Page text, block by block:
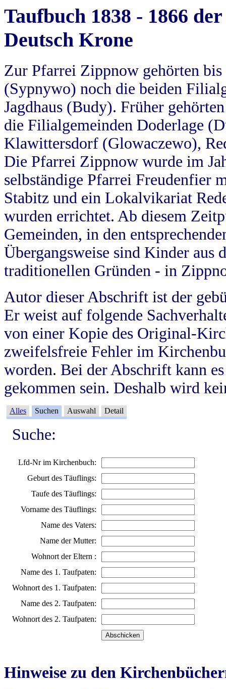
Taufbuch 1838 - 1866
Deutsch Krone
Zur Pfarrei Zippnow gehörten
(Sypnywo) noch die beiden
Jagdhaus (Budy). Früher
die Filialgemeinden Doderlage
Klawittersdorf (Glowaczewo),
Die Pfarrei Zippnow wurde im
selbständige Pfarrei Freudenfier
Stabitz und ein Lokalvikariat
wurden errichtet. Ab diesem
Gemeinden, in den
Übergangsweise sind Kinder aus
traditionellen Gründen - in
Autor dieser Abschrift ist der
Er weist auf folgende
von einer Kopie des Original-
zweifelsfreie Fehler im
worden. Bei der Abschrift kann
gekommen sein. Deshalb wird
Alles Suchen Auswahl Detail
Suche:
Lfd-Nr im Kirchenbuch:
Geburt des Täuflings:
Taufe des Täuflings:
Vorname des Täuflings:
Name des Vaters:
Name der Mutter:
Wohnort der Eltern :
Name des 1. Taufpaten:
Wohnort des 1. Taufpaten:
Name des 2. Taufpaten:
Wohnort des 2. Taufpaten:
Hinweise zu den